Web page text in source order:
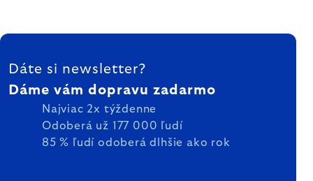
ZÁPÄTIE
Dáte si newsletter?
Dáme vám dopravu zadarmo
Najviac 2x týždenne
Odoberá už 177 000 ľudí
85 % ľudí odoberá dlhšie ako rok